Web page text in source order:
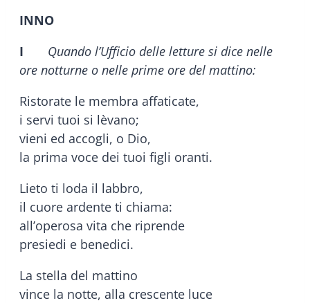
INNO
I
Quando l’Ufficio delle letture si dice nelle
ore notturne o nelle prime ore del mattino:
Ristorate le membra affaticate,
i servi tuoi si lèvano;
vieni ed accogli, o Dio,
la prima voce dei tuoi figli oranti.
Lieto ti loda il labbro,
il cuore ardente ti chiama:
all’operosa vita che riprende
presiedi e benedici.
La stella del mattino
vince la notte, alla crescente luce